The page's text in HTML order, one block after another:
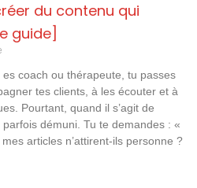
du contenu qui
guide]
coach ou thérapeute, tu passes
tes clients, à les écouter et à
Pourtant, quand il s’agit de
démuni. Tu te demandes : «
articles n’attirent-ils personne ?